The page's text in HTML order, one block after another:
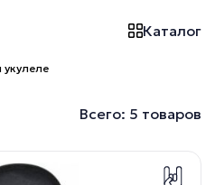
Каталог
Всего: 5 товаров